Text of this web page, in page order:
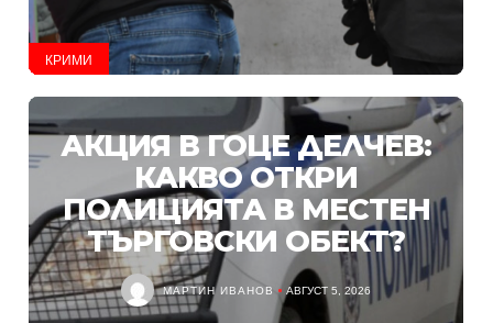
КРИМИ
АКЦИЯ В ГОЦЕ ДЕЛЧЕВ:
КАКВО ОТКРИ
ПОЛИЦИЯТА В МЕСТЕН
ТЪРГОВСКИ ОБЕКТ?
МАРТИН ИВАНОВ АВГУСТ 5, 2026